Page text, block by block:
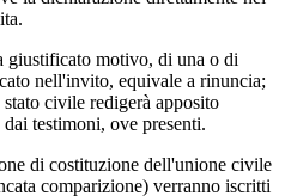
giustificato motivo, di una o di
nell'invito, equivale a rinuncia;
civile redigerà apposito
testimoni, ove presenti.
di costituzione dell'unione civile
comparizione) verranno iscritti